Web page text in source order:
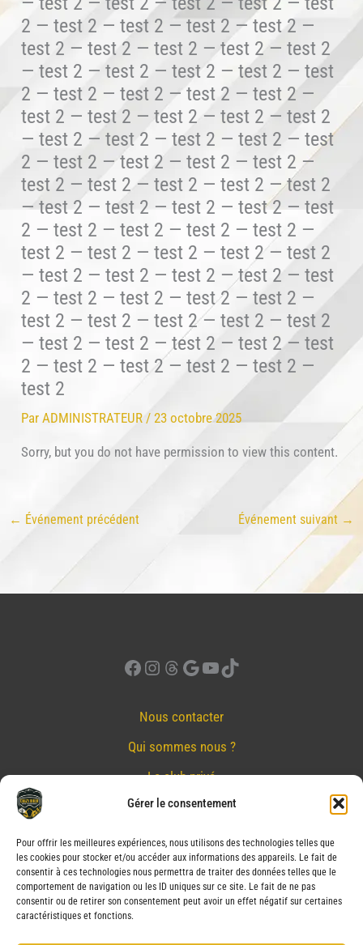
Gérer le consentement
Pour offrir les meilleures expériences, nous utilisons des technologies telles que
les cookies pour stocker et/ou accéder aux informations des appareils. Le fait de
consentir à ces technologies nous permettra de traiter des données telles que le
comportement de navigation ou les ID uniques sur ce site. Le fait de ne pas
consentir ou de retirer son consentement peut avoir un effet négatif sur certaines
caractéristiques et fonctions.
2 — test 2 — test 2 — test 2 — test 2 —
test 2 — test 2 — test 2 — test 2 — test 2
— test 2 — test 2 — test 2 — test 2 — test
2 — test 2 — test 2 — test 2 — test 2 —
test 2 — test 2 — test 2 — test 2 — test 2
— test 2 — test 2 — test 2 — test 2 — test
2 — test 2 — test 2 — test 2 — test 2 —
test 2 — test 2 — test 2 — test 2 — test 2
— test 2 — test 2 — test 2 — test 2 — test
2 — test 2 — test 2 — test 2 — test 2 —
test 2 — test 2 — test 2 — test 2 — test 2
— test 2 — test 2 — test 2 — test 2 — test
2 — test 2 — test 2 — test 2 — test 2 —
test 2 — test 2 — test 2 — test 2 — test 2
— test 2 — test 2 — test 2 — test 2 — test
2 — test 2 — test 2 — test 2 — test 2 —
test 2
ParADMINISTRATEUR /23 octobre 2025
Sorry, but you do not have permission to view this content.
← Événement précédent Événement suivant →
Facebook
Instagram
Threads
Google
YouTube
TikTok
Nous contacter
Qui sommes nous ?
Le club privé
Réserver
Nos partenaires
Mentions Légales
Conditions générales de vente